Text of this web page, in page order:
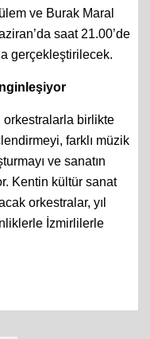
ve Burak Maral
saat 21.00’de
gerçekleştirilecek.
orkestralarla birlikte
farklı müzik
ve sanatın
Kentin kültür sanat
orkestralar, yıl
İzmirlilerle